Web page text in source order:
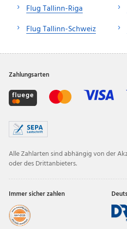
Flug Tallinn-Riga
Flug Tallinn-Schweiz